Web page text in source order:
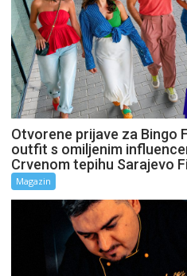
Otvorene prijave za Bingo
outfit s omiljenim
Crvenom tepihu Sarajevo
Magazin